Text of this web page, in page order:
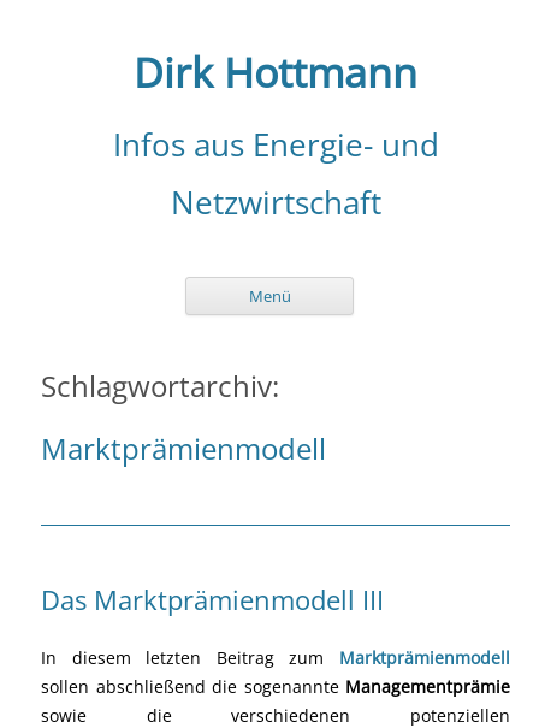
Dirk Hottmann
Infos aus Energie- und
Netzwirtschaft
Menü
Schlagwortarchiv:
Marktprämienmodell
Das Marktprämienmodell III
In diesem letzten Beitrag zum Marktprämienmodell
sollen abschließend die sogenannte Managementprämie
sowie die verschiedenen potenziellen